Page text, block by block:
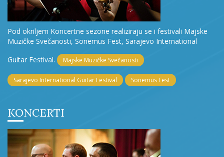
Pod okriljem Koncertne sezone realiziraju se i festivali Majske
Muzičke Svečanosti, Sonemus Fest, Sarajevo International
Guitar Festival.
Majske Muzičke Svečanosti
Sarajevo International Guitar Festival Sonemus Fest
KONCERTI